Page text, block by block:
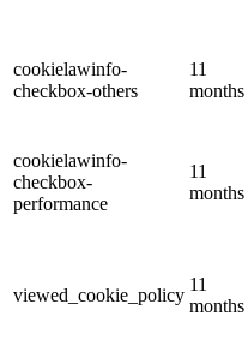
cookielawinfo-
checkbox-others
11
months
cookielawinfo-
checkbox-
performance
11
months
viewed_cookie_policy
11
months